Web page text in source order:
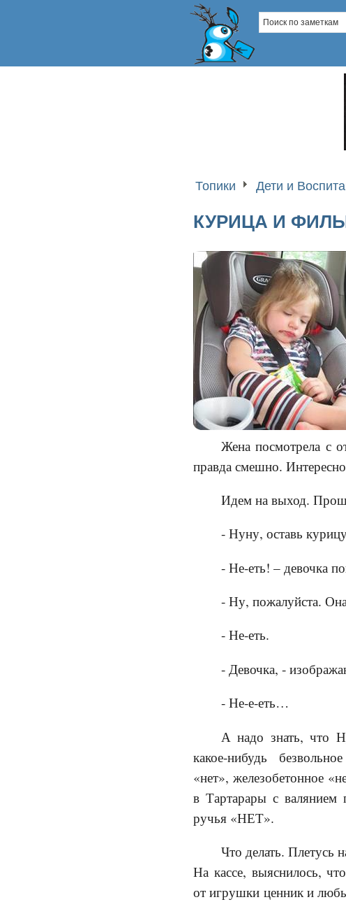
Топики Дети и
КУРИЦА И
Жена посмотрела с
правда смешно.
Идем на выход.
- Нуну, оставь
- Не-еть! – девочка
- Ну, пожалуйста.
- Не-еть.
- Девочка, -
- Не-е-еть…
А надо знать, что
какое-нибудь
«нет», железобетонное
в Тартарары с
ручья «НЕТ».
Что делать. Плетусь
На кассе, выяснилось,
от игрушки ценник и